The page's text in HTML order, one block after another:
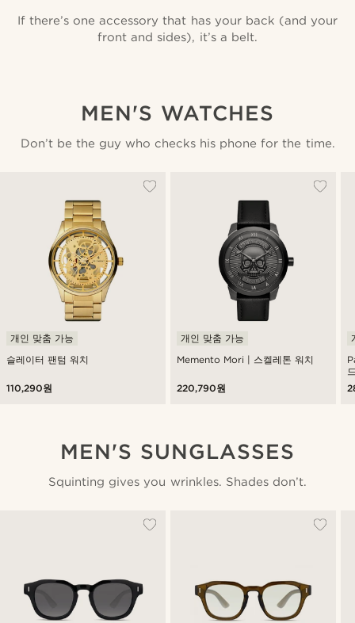
If there’s one accessory that has your back (and your
front and sides), it’s a belt.
MEN'S WATCHES
Don’t be the guy who checks his phone for the time.
슬레이터 팬텀 워치
개인 맞춤 가능
110,290원
Memento Mori | 스켈레톤 워치
개인 맞춤 가능
220,790원
MEN'S SUNGLASSES
Squinting gives you wrinkles. Shades don’t.